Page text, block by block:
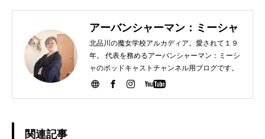
アーバンシャーマン：ミーシャ
北品川の魔女学校アルカディア。愛されて１９
年。 代表を務めるアーバンシャーマン：ミーシ
ャのポッドキャストチャンネル用ブログです。
関連記事